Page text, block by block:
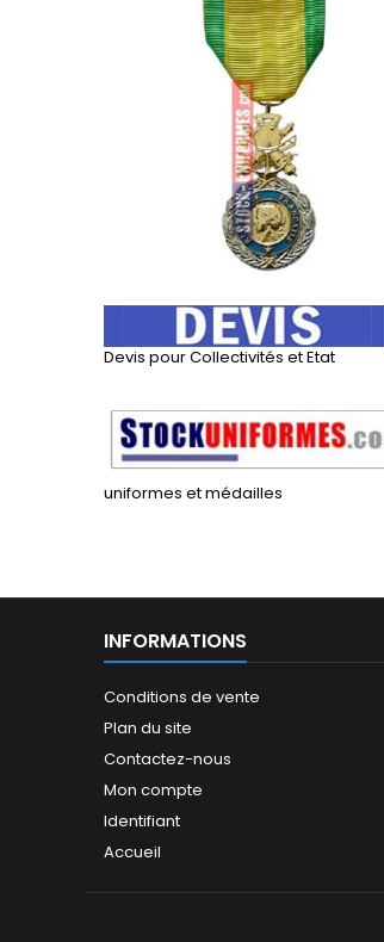
Devis pour Collectivités et Etat
uniformes et médailles
INFORMATIONS
Conditions de vente
Plan du site
Contactez-nous
Mon compte
Identifiant
Accueil